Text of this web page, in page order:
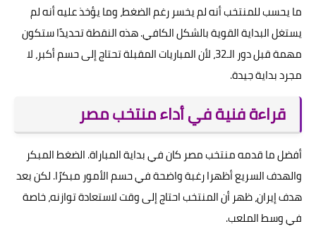
ما يحسب للمنتخب أنه لم يخسر رغم الضغط، وما يؤخذ عليه أنه لم
يستغل البداية القوية بالشكل الكافي. هذه النقطة تحديدًا ستكون
مهمة قبل دور الـ32، لأن المباريات المقبلة تحتاج إلى حسم أكبر، لا
مجرد بداية جيدة.
قراءة فنية في أداء منتخب مصر
أفضل ما قدمه منتخب مصر كان في بداية المباراة. الضغط المبكر
والهدف السريع أظهرا رغبة واضحة في حسم الأمور مبكرًا. لكن بعد
هدف إيران، ظهر أن المنتخب احتاج إلى وقت لاستعادة توازنه، خاصة
في وسط الملعب.